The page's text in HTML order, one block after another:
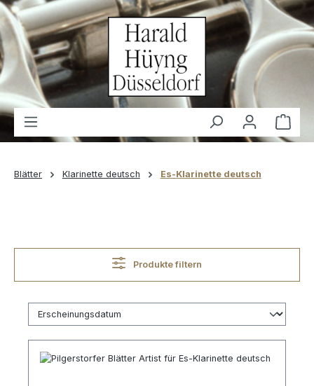
springen
Blätter Klarinette deutsch Es-Klarinette deutsch
Produkte filtern